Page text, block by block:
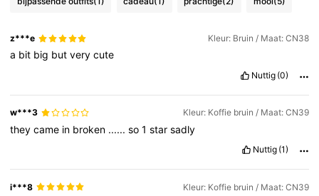
4.82 13K Volgers
4.82
z***e Kleur: Bruin / Maat: CN38
a bit big butverycute
Nuttig (0)
w***3 Kleur: Koffie bruin / Maat: CN39
theycame in broken ......so1starsadly
Nuttig (1)
i***8 Kleur: Koffie bruin / Maat: CN39